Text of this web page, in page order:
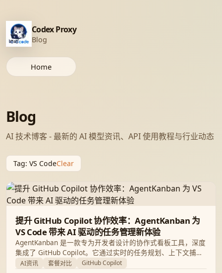
Codex Proxy
Blog
Home
Blog
AI 技术博客 - 最新的 AI 模型资讯、API 使用教程与行业动态
Tag: VS CodeClear
提升 GitHub Copilot 协作效率：AgentKanban 为
VS Code 带来 AI 驱动的任务管理新体验
AgentKanban 是一款专为开发者设计的协作式看板工具，深度
集成了 GitHub Copilot。它通过实时的任务规划、上下文捕获
以及 Git 工作流管理，有效解决了 AI 编程中上下文丢失和多任
AI资讯 套餐对比
GitHub Copilot